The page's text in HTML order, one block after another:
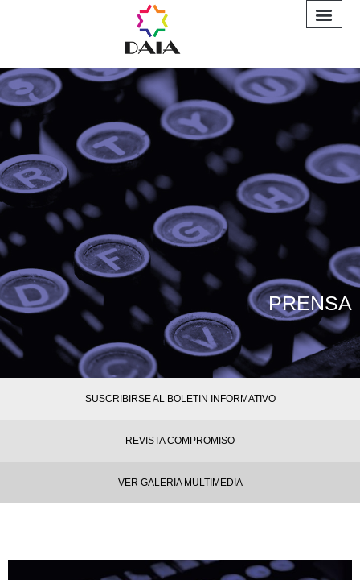
PRENSA
SUSCRIBIRSE AL BOLETIN INFORMATIVO
REVISTA COMPROMISO
VER GALERIA MULTIMEDIA